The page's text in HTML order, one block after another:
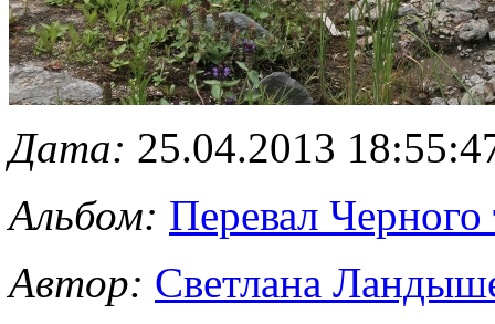
Дата: 25.04.2013
Альбом: Перевал Черного
Автор: Светлана